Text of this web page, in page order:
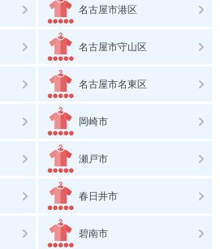
名古屋市港区
名古屋市守山区
名古屋市名東区
岡崎市
瀬戸市
春日井市
碧南市